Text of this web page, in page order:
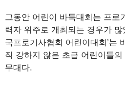
그동안 어린이 바둑대회는 프로
력자 위주로 개최되는 경우가 많
국프로기사협회 어린이대회’는
직 강하지 않은 초급 어린이들
무대다.